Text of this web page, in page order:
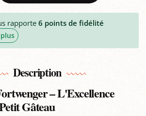
rapporte 6 points de fidélité
Description
– L'Excellence
Gâteau